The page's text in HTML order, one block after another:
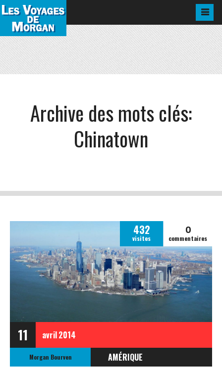
Archive des mots clés:
Chinatown
11 avril2014
432
visites
0
commentaires
Morgan Bourven
AMÉRIQUE